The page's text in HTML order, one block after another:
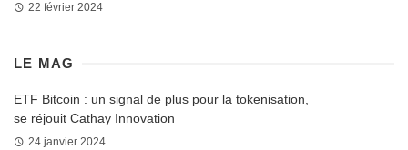
22 février 2024
LE MAG
ETF Bitcoin : un signal de plus pour la tokenisation,
se réjouit Cathay Innovation
24 janvier 2024